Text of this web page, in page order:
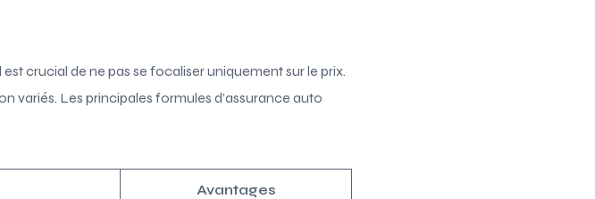
crucial de ne pas se focaliser uniquement sur le prix.
variés. Les principales formules d’assurance auto
Avantages